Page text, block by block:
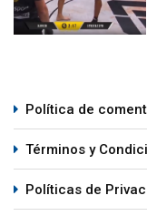
Política de
Términos y
Políticas de